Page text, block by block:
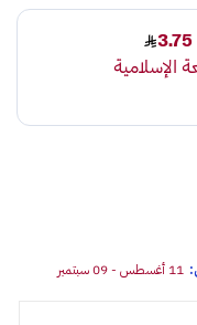
11 أغسطس - 09 سبتمبر